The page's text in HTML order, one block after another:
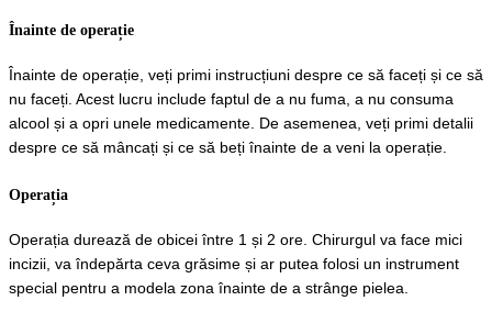
Înainte de operație
Înainte de operație, veți primi instrucțiuni despre ce să faceți și ce să
nu faceți. Acest lucru include faptul de a nu fuma, a nu consuma
alcool și a opri unele medicamente. De asemenea, veți primi detalii
despre ce să mâncați și ce să beți înainte de a veni la operație.
Operația
Operația durează de obicei între 1 și 2 ore. Chirurgul va face mici
incizii, va îndepărta ceva grăsime și ar putea folosi un instrument
special pentru a modela zona înainte de a strânge pielea.